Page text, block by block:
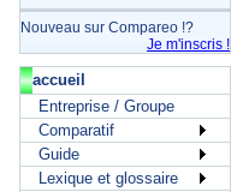
Nouveau sur Compareo !?
Je m'inscris !
accueil
Entreprise / Groupe
Comparatif
Guide
Lexique et glossaire